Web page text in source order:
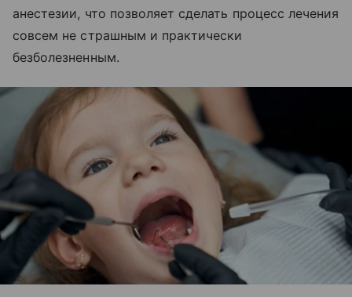
анестезии, что позволяет сделать процесс лечения
совсем не страшным и практически
безболезненным.